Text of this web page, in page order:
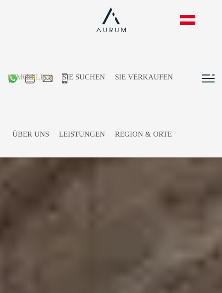
IMMOBILIEN SIE SUCHEN SIE VERKAUFEN
ÜBER UNS LEISTUNGEN REGION & ORTE